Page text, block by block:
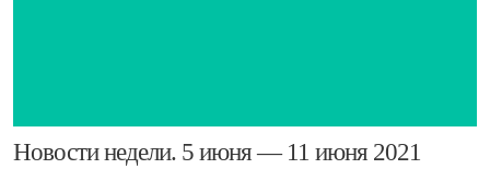
​Новости недели. 5 июня — 11 июня 2021